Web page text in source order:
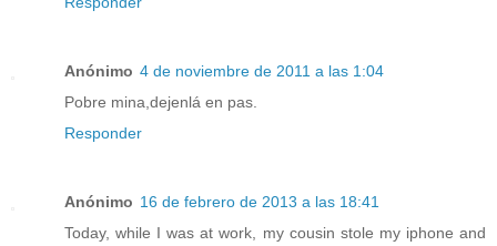
Anónimo 4 de noviembre de 2011 a las 1:04
Pobre mina,dejenlá en pas.
Responder
Anónimo 16 de febrero de 2013 a las 18:41
Today, while I was at work, my cousin stole my iphone and